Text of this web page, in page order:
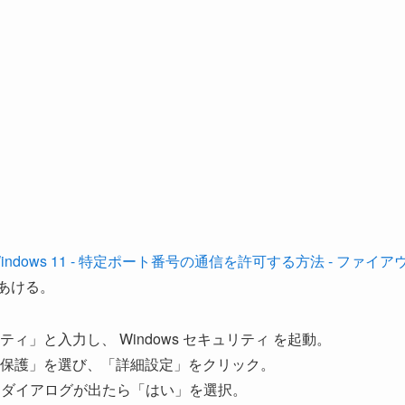
11 - 特定ポート番号の通信を許可する方法 - ファイア
る。
」と入力し、 Windows セキュリティ を起動。
」を選び、「詳細設定」をクリック。
イアログが出たら「はい」を選択。